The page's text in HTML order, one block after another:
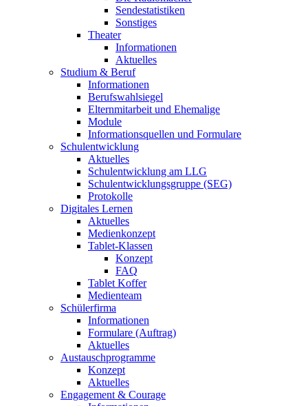
Sendestatistiken
Sonstiges
Theater
Informationen
Aktuelles
Studium & Beruf
Informationen
Berufswahlsiegel
Elternmitarbeit und Ehemalige
Module
Informationsquellen und Formulare
Schulentwicklung
Aktuelles
Schulentwicklung am LLG
Schulentwicklungsgruppe (SEG)
Protokolle
Digitales Lernen
Aktuelles
Medienkonzept
Tablet-Klassen
Konzept
FAQ
Tablet Koffer
Medienteam
Schülerfirma
Informationen
Formulare (Auftrag)
Aktuelles
Austauschprogramme
Konzept
Aktuelles
Engagement & Courage